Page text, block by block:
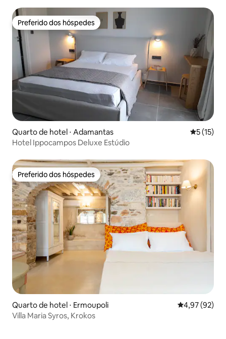
Preferido dos hóspedes
Preferido dos hóspedes
Quarto de hotel ⋅ Adamantas 5 de uma
5 (15)
Hotel Ippocampos Deluxe Estúdio
Preferido dos hóspedes
Preferido dos hóspedes
Quarto de hotel ⋅ Ermoupoli 4,97 de uma
4,97 (92)
Villa Maria Syros, Krokos